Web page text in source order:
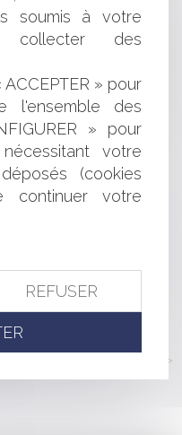
contre le refus
régionales des 20 et 27
de déroulement
des salariés peut nuire
par le prêteur, la prime
TEG
de la preuve
par l'administration
de l’actionnaire
de procédure des
>>
soumis à votre
collecter des
» pour
l'ensemble des
» pour
votre
(cookies
continuer votre
REFUSER